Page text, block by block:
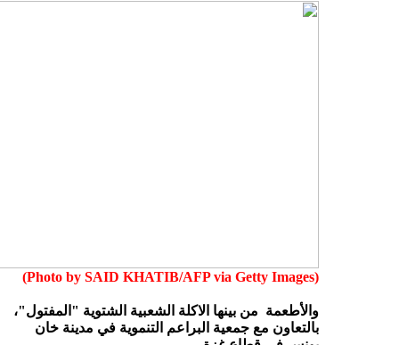
(Photo by SAID KHATIB/AFP via Getty Images
)
والأطعمة من بينها الاكلة الشعبية الشتوية "المفتول"،
بالتعاون مع جمعية البراعم التنموية في مدينة خان